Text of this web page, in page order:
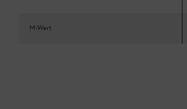
M-Wert